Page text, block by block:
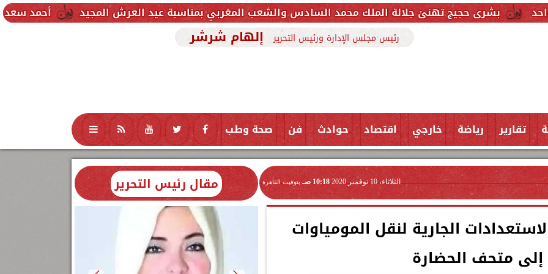
أحمد سعد يطلق «الألبوم تهنئ جلالة الملك محمد السادس والشعب المغربي بمناسبة عيد العرش المجيد
رئيس مجلس الإدارة ورئيس التحرير إلهام شرشر
تقارير رياضة خارجي اقتصاد حوادث فن صحة وطب تكنولوجيا منوعات محافظات
الثلاثاء، 10 نوفمبر 2020 10:18 صـ بتوقيت القاهرة
الجارية لنقل المومياوات
إلى متحف الحضارة
مقال رئيس التحرير